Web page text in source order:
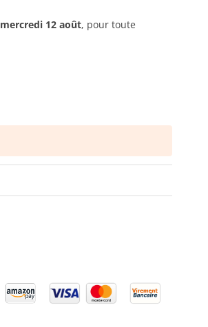
mercredi 12 août, pour toute